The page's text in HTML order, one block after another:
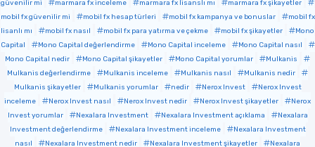
güvenilir mi
marmara fx inceleme marmara fx lisanslı mı
marmara fx şikayetler
mobil fx güvenilir mi
mobil fx hesap türleri mobil fx kampanya ve bonuslar
mobil fx
lisanlı mı
mobil fx nasıl mobil fx para yatırma ve çekme mobil fx şikayetler
Mono
Capital
Mono Capital değerlendirme Mono Capital inceleme
Mono Capital nasıl
Mono Capital nedir
Mono Capital şikayetler Mono Capital yorumlar
Mulkanis
Mulkanis değerlendirme
Mulkanis inceleme Mulkanis nasıl
Mulkanis nedir
Mulkanis şikayetler
Mulkanis yorumlar nedir Nerox Invest
Nerox Invest
inceleme
Nerox Invest nasıl Nerox Invest nedir Nerox Invest şikayetler
Nerox
Invest yorumlar
Nexalara Investment Nexalara Investment açıklama
Nexalara
Investment değerlendirme
Nexalara Investment inceleme
Nexalara Investment
nasıl
Nexalara Investment nedir Nexalara Investment şikayetler
Nexalara